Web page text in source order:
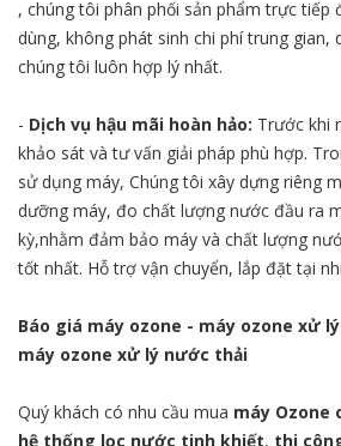
, chúng tôi phân phối sản phẩm trực tiếp
dùng, không phát sinh chi phí trung gian,
chúng tôi luôn hợp lý nhất.
- Dịch vụ hậu mãi hoàn hảo: Trước khi
khảo sát và tư vấn giải pháp phù hợp.
sử dụng máy, Chúng tôi xây dựng riêng
dưỡng máy, đo chất lượng nước đầu ra
kỳ,nhằm đảm bảo máy và chất lượng
tốt nhất. Hỗ trợ vận chuyển, lắp đặt tại
Báo giá máy ozone - máy ozone xử
máy ozone xử lý nước thải
Quý khách có nhu cầu mua máy Ozone
hệ thống lọc nước tinh khiết, thi